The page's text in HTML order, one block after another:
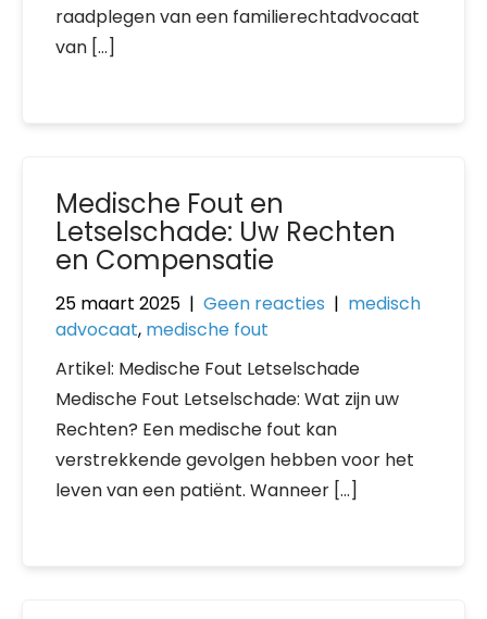
raadplegen van een familierechtadvocaat
van […]
Medische Fout en
Letselschade: Uw Rechten
en Compensatie
25 maart 2025 | Geen reacties | medisch
advocaat, medische fout
Artikel: Medische Fout Letselschade
Medische Fout Letselschade: Wat zijn uw
Rechten? Een medische fout kan
verstrekkende gevolgen hebben voor het
leven van een patiënt. Wanneer […]